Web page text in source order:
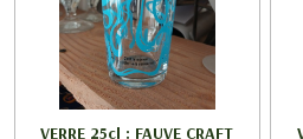
VERRE 25cl : FAUVE CRAFT